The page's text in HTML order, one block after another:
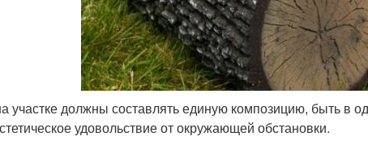
участке должны составлять единую композицию, быть в
удовольствие от окружающей обстановки.